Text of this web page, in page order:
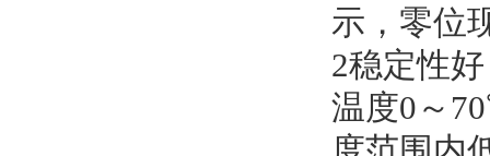
示，零位
2稳定性
温度0～